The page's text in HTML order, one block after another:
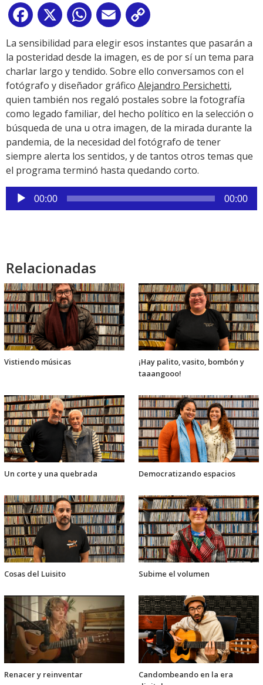
Facebook
X WhatsApp
Email
Link
La sensibilidad para elegir esos instantes que pasarán a
la posteridad desde la imagen, es de por sí un tema para
charlar largo y tendido. Sobre ello conversamos con el
fotógrafo y diseñador gráfico Alejandro Persichetti,
quien también nos regaló postales sobre la fotografía
como legado familiar, del hecho político en la selección o
búsqueda de una u otra imagen, de la mirada durante la
pandemia, de la necesidad del fotógrafo de tener
siempre alerta los sentidos, y de tantos otros temas que
el programa terminó hasta quedando corto.
Reproductor
de
00:00 00:00
Relacionadas
Vistiendo músicas
¡Hay palito, vasito, bombón y
taaangooo!
Un corte y una quebrada Democratizando espacios
Cosas del Luisito Subime el volumen
Renacer y reinventar
Candombeando en la era